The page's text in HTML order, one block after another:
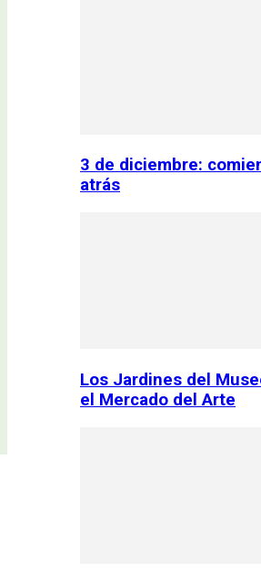
3 de diciembre:
atrás
Los Jardines del
el Mercado del Arte